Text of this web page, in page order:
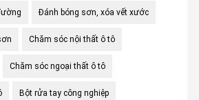
Đánh bóng sơn, xóa vết xước
Chăm sóc nội thất ô tô
Chăm sóc ngoại thất ô tô
Bột rửa tay công nghiệp